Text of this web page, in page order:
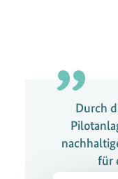
Durch
für